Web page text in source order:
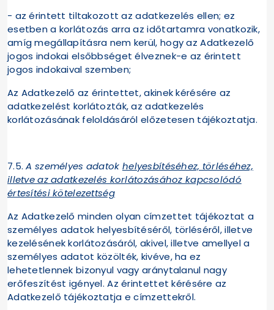
- az érintett tiltakozott az adatkezelés ellen; ez
esetben a korlátozás arra az időtartamra vonatkozik,
amíg megállapításra nem kerül, hogy az Adatkezelő
jogos indokai elsőbbséget élveznek-e az érintett
jogos indokaival szemben;
Az Adatkezelő az érintettet, akinek kérésére az
adatkezelést korlátozták, az adatkezelés
korlátozásának feloldásáról előzetesen tájékoztatja.
7.5.A személyes adatok helyesbítéséhez, törléséhez,
illetve az adatkezelés korlátozásához kapcsolódó
értesítési kötelezettség
Az Adatkezelő minden olyan címzettet tájékoztat a
személyes adatok helyesbítéséről, törléséről, illetve
kezelésének korlátozásáról, akivel, illetve amellyel a
személyes adatot közölték, kivéve, ha ez
lehetetlennek bizonyul vagy aránytalanul nagy
erőfeszítést igényel. Az érintettet kérésére az
Adatkezelő tájékoztatja e címzettekről.